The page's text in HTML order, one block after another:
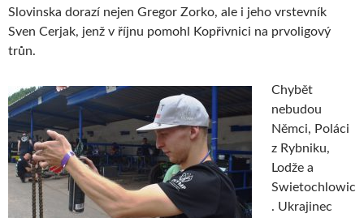
Slovinska dorazí nejen Gregor Zorko, ale i jeho vrstevník
Sven Cerjak, jenž v říjnu pomohl Kopřivnici na prvoligový
trůn.
Chybět
nebudou
Němci, Poláci
z Rybniku,
Lodže a
Swietochlowic
. Ukrajinec